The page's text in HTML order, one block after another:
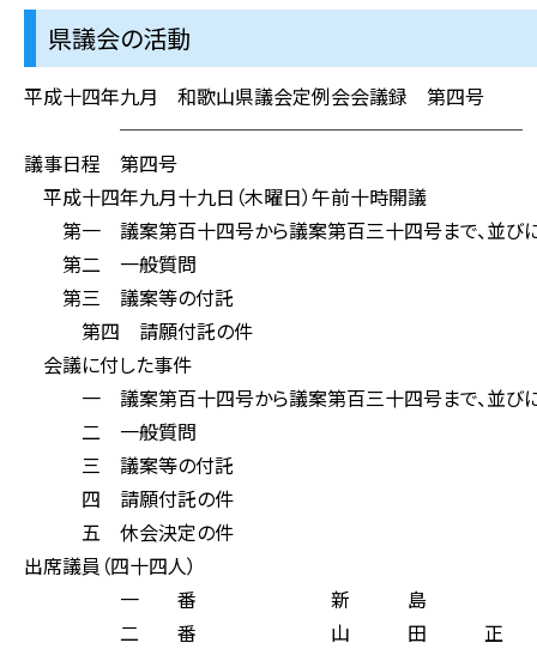
県議会の活動
平成十四年九月 和歌山県議会定例会会議録 第四号
─────────────────────
議事日程 第四号
平成十四年九月十九日（木曜日）午前十時開議
第一 議案第百十四号から議案第百三十四号まで、並びに
第二 一般質問
第三 議案等の付託
第四 請願付託の件
会議に付した事件
一 議案第百十四号から議案第百三十四号まで、並びに
二 一般質問
三 議案等の付託
四 請願付託の件
五 休会決定の件
出席議員（四十四人）
一 番 新 島
二 番 山 田 正